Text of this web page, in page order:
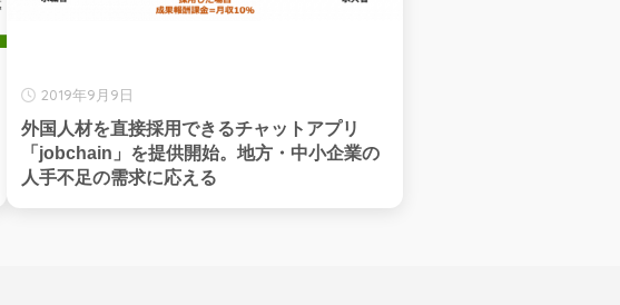
2019年9月9日
外国人材を直接採用できるチャットアプリ
「jobchain」を提供開始。地方・中小企業の
人手不足の需求に応える